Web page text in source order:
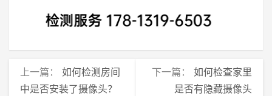
上一篇： 如何检测房间
中是否安装了摄像头？
下一篇： 如何检查家里
是否有隐藏摄像头